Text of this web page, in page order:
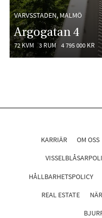
VARVSSTADEN, MALMÖ
Argogatan 4
72 KVM 3 RUM 4 795 000 KR
KARRIÄR OM OSS
HÅLLBARHETSPOLICY
REAL ESTATE